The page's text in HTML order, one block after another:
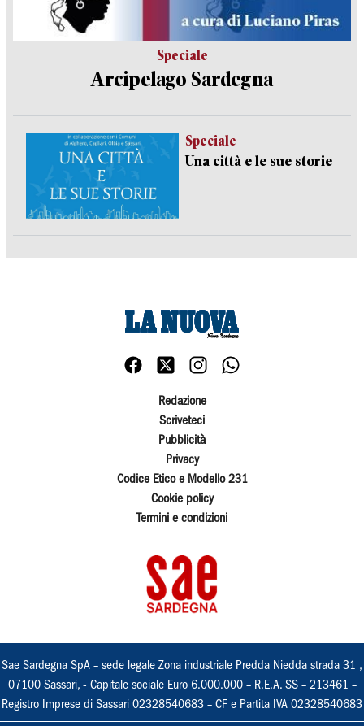
Speciale
Arcipelago Sardegna
Speciale
Una città e le sue storie
Redazione
Scriveteci
Pubblicità
Privacy
Codice Etico e Modello 231
Cookie policy
Termini e condizioni
Sae Sardegna SpA – sede legale Zona industriale Predda Niedda strada 31 ,
07100 Sassari, - Capitale sociale Euro 6.000.000 – R.E.A. SS – 213461 –
Registro Imprese di Sassari 02328540683 – CF e Partita IVA 02328540683